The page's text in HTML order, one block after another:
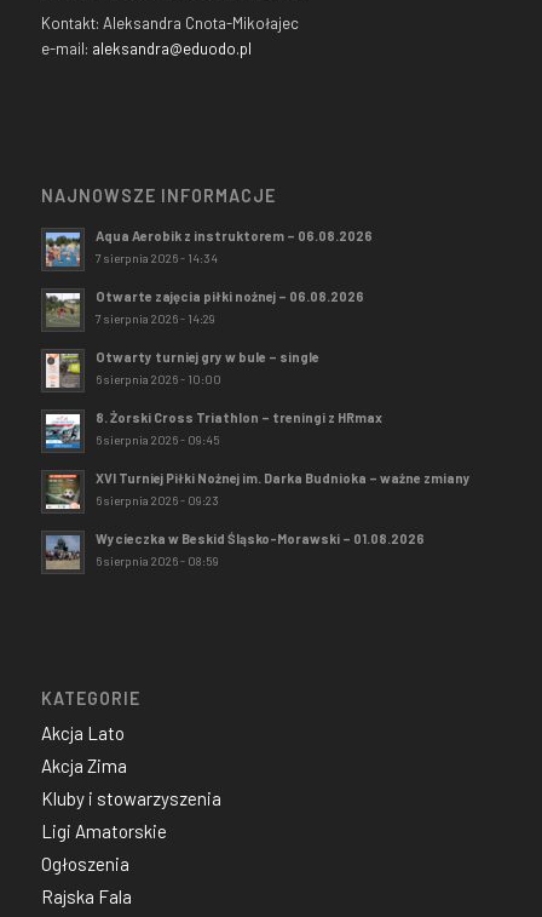
Kontakt: Aleksandra Cnota-Mikołajec
e-mail: aleksandra@eduodo.pl
NAJNOWSZE INFORMACJE
Aqua Aerobik z instruktorem – 06.08.2026
7 sierpnia 2026 - 14:34
Otwarte zajęcia piłki nożnej – 06.08.2026
7 sierpnia 2026 - 14:29
Otwarty turniej gry w bule – single
6 sierpnia 2026 - 10:00
8. Żorski Cross Triathlon – treningi z HRmax
6 sierpnia 2026 - 09:45
XVI Turniej Piłki Nożnej im. Darka Budnioka – ważne zmiany
6 sierpnia 2026 - 09:23
Wycieczka w Beskid Śląsko-Morawski – 01.08.2026
6 sierpnia 2026 - 08:59
KATEGORIE
Akcja Lato
Akcja Zima
Kluby i stowarzyszenia
Ligi Amatorskie
Ogłoszenia
Rajska Fala